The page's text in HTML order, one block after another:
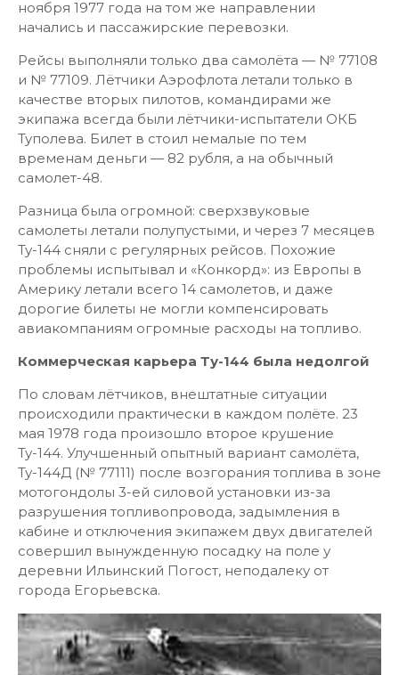
ноября 1977 года на том же направлении
начались и пассажирские перевозки.
Рейсы выполняли только два самолёта — № 77108
и № 77109. Лётчики Аэрофлота летали только в
качестве вторых пилотов, командирами же
экипажа всегда были лётчики-испытатели ОКБ
Туполева. Билет в стоил немалые по тем
временам деньги — 82 рубля, а на обычный
самолет-48.
Разница была огромной: сверхзвуковые
самолеты летали полупустыми, и через 7 месяцев
Ту-144 сняли с регулярных рейсов. Похожие
проблемы испытывал и «Конкорд»: из Европы в
Америку летали всего 14 самолетов, и даже
дорогие билеты не могли компенсировать
авиакомпаниям огромные расходы на топливо.
Коммерческая карьера Ту-144 была недолгой
По словам лётчиков, внештатные ситуации
происходили практически в каждом полёте. 23
мая 1978 года произошло второе крушение
Ту-144. Улучшенный опытный вариант самолёта,
Ту-144Д (№ 77111) после возгорания топлива в зоне
мотогондолы 3-ей силовой установки из-за
разрушения топливопровода, задымления в
кабине и отключения экипажем двух двигателей
совершил вынужденную посадку на поле у
деревни Ильинский Погост, неподалеку от
города Егорьевска.